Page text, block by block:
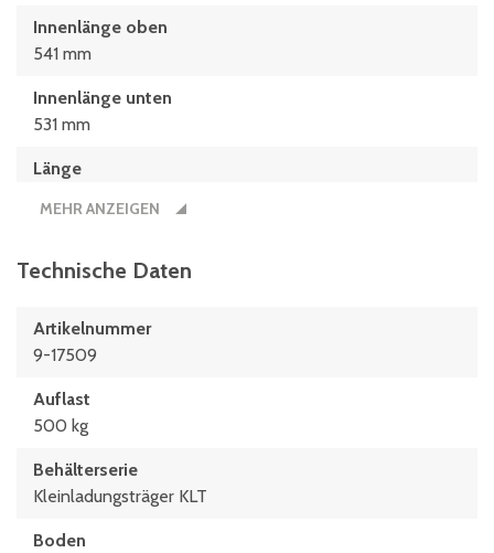
Innenlänge oben
541 mm
Innenlänge unten
531 mm
Länge
MEHR ANZEIGEN
Technische Daten
Artikelnummer
9-17509
Auflast
500 kg
Behälterserie
Kleinladungsträger KLT
Boden